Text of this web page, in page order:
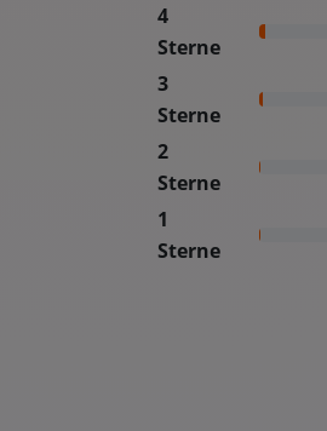
4
Sterne
3
Sterne
2
Sterne
1
Sterne